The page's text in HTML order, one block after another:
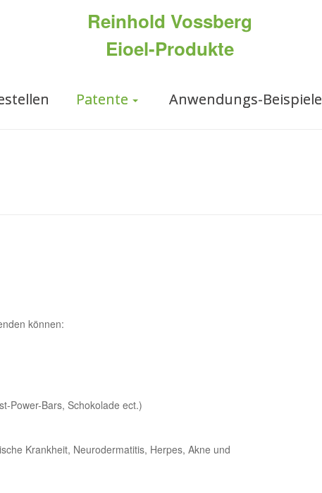
Reinhold Vossberg
Eioel-Produkte
Patente Anwendungs-Beispiele
können:
Power-Bars, Schokolade ect.)
Krankheit, Neurodermatitis, Herpes, Akne und